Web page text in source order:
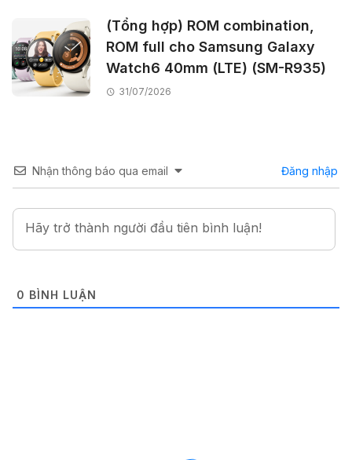
(Tổng hợp) ROM combination,
ROM full cho Samsung Galaxy
Watch6 40mm (LTE) (SM-R935)
31/07/2026
Nhận thông báo qua email Đăng nhập
0 BÌNH LUẬN